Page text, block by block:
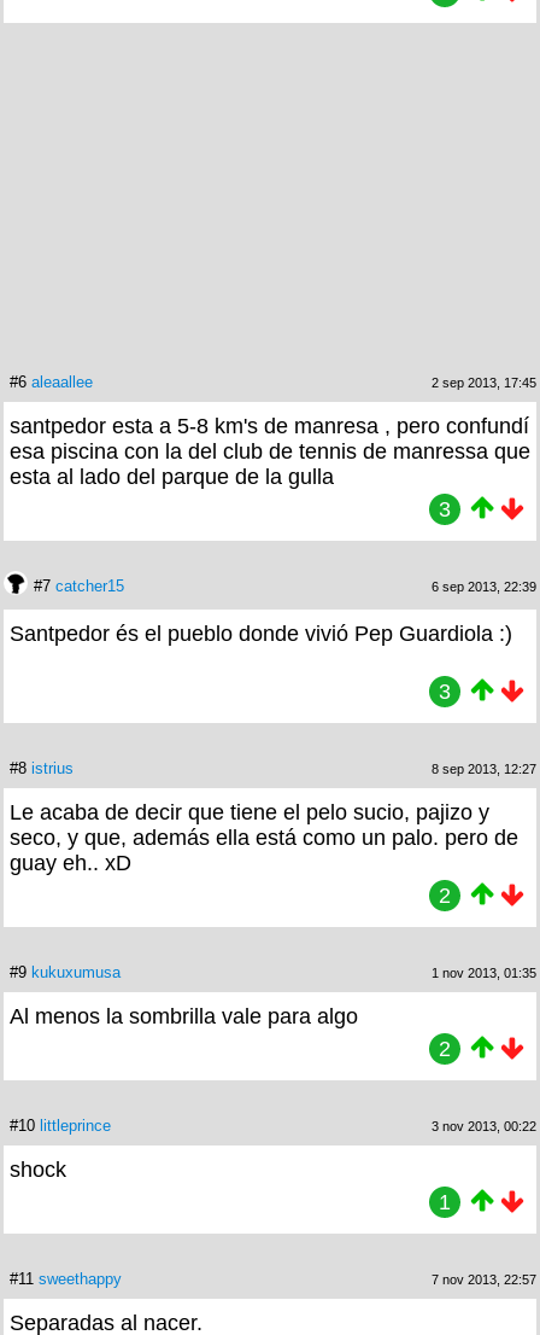
#6 aleaallee 2 sep 2013, 17:45
santpedor esta a 5-8 km's de manresa , pero confundí
esa piscina con la del club de tennis de manressa que
esta al lado del parque de la gulla
3
#7 catcher15 6 sep 2013, 22:39
Santpedor és el pueblo donde vivió Pep Guardiola :)
3
#8 istrius 8 sep 2013, 12:27
Le acaba de decir que tiene el pelo sucio, pajizo y
seco, y que, además ella está como un palo. pero de
guay eh.. xD
2
#9 kukuxumusa 1 nov 2013, 01:35
Al menos la sombrilla vale para algo
2
#10 littleprince 3 nov 2013, 00:22
shock
1
#11 sweethappy 7 nov 2013, 22:57
Separadas al nacer.